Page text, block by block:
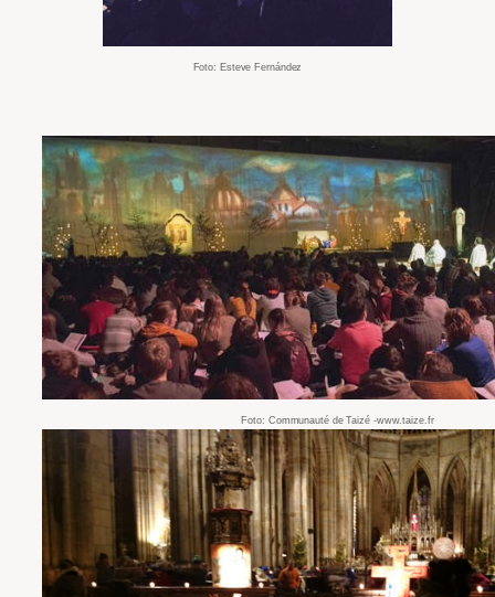
Foto: Esteve Fernández
Foto: Communauté de Taizé -www.taize.fr